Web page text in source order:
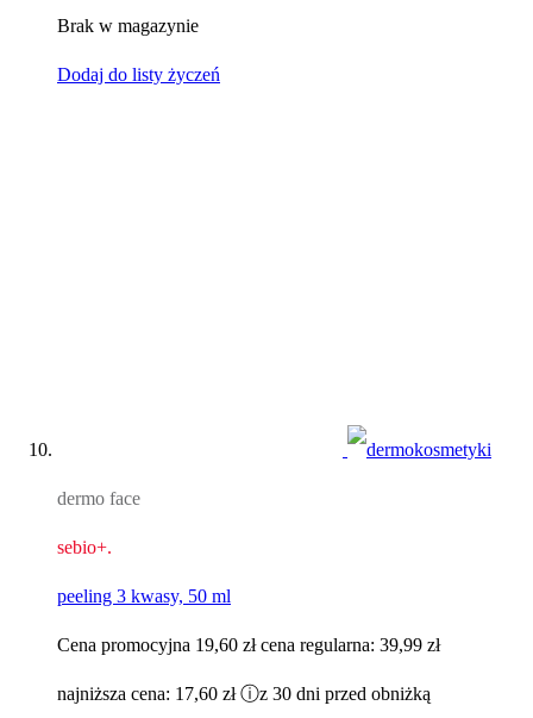
Brak w magazynie
Dodaj do listy życzeń
dermo face
sebio+.
peeling 3 kwasy, 50 ml
Cena promocyjna 19,60 zł cena regularna: 39,99 zł
najniższa cena: 17,60 zł ⓘz 30 dni przed obniżką